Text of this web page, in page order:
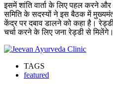
इसमें शांति वार्ता के लिए पहल करने
समिति के सदस्यों ने इस बैठक में
केंद्र पर दबाव डालने को कहा है।
चर्चा करने के लिए जना रेड्डी से मिलेंगे।
TAGS
featured